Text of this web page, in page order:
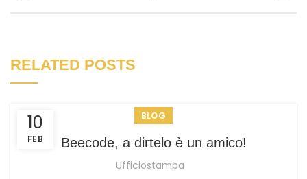
RELATED POSTS
10
FEB
BLOG
Beecode, a dirtelo è un amico!
Ufficiostampa